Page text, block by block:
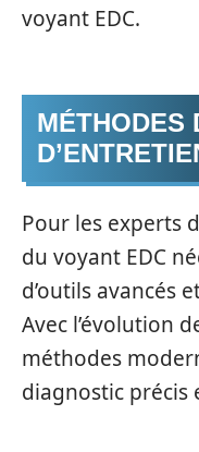
voyant EDC.
MÉTHODES
Pour les experts
du voyant EDC
d’outils avancés
Avec l’évolution
méthodes
diagnostic précis